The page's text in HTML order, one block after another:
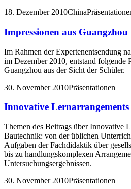
18. Dezember 2010China
Impressionen aus Guangzhou
Im Rahmen der Expertenentsendung
im Dezember 2010, entstand folgende
Guangzhou aus der Sicht der Schüler.
30. November 2010Präsentationen
Innovative Lernarrangements
Themen des Beitrags über Innovative
Bautechnik: von der üblichen
Aufgaben der Fachdidaktik über
bis zu handlungskomplexen
Untersuchungsergebnissen.
30. November 2010Präsentationen